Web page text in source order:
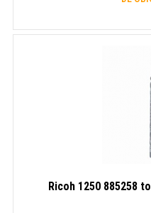
Ricoh 1250 885258